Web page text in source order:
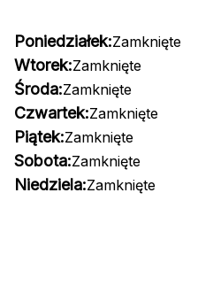
Poniedziałek:Zamknięte
Wtorek:Zamknięte
Środa:Zamknięte
Czwartek:Zamknięte
Piątek:Zamknięte
Sobota:Zamknięte
Niedziela:Zamknięte